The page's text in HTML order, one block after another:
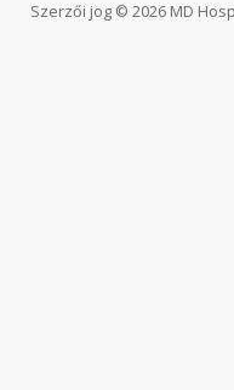
Szerzői jog © 2026 MD